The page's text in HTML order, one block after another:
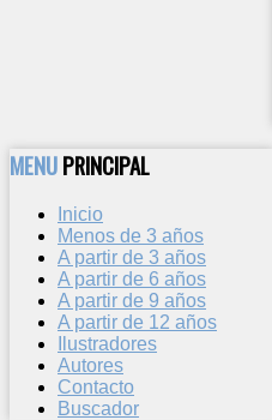
MENUPRINCIPAL
Inicio
Menos de 3 años
A partir de 3 años
A partir de 6 años
A partir de 9 años
A partir de 12 años
Ilustradores
Autores
Contacto
Buscador